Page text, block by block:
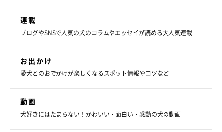
連載
ブログやSNSで人気の犬のコラムやエッセイが読める大人気連載
お出かけ
愛犬とのおでかけが楽しくなるスポット情報やコツなど
動画
犬好きにはたまらない！かわいい・面白い・感動の犬の動画